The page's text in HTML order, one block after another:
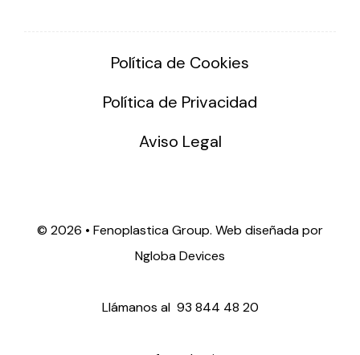
Política de Cookies
Política de Privacidad
Aviso Legal
© 2026 • Fenoplastica Group. Web diseñada por
Ngloba Devices
Llámanos al 93 844 48 20